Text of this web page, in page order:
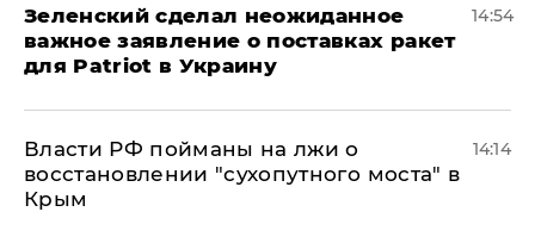
Зеленский сделал неожиданное
важное заявление о поставках ракет
для Patriot в Украину
14:54
Власти РФ пойманы на лжи о
восстановлении "сухопутного моста" в
Крым
14:14